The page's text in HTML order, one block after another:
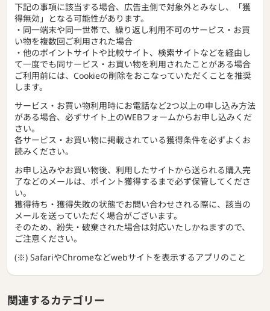
下記の事項に該当する場合、広告主側で対象外とみなし、「獲
得無効」となる可能性があります。
・同一端末や同一世帯で、繰り返し利用不可のサービス・お買
い物を複数回ご利用された場合
・他のポイントサイトや比較サイト、検索サイトなどを経由し
て一度でも同サービス・お買い物を利用されたことがある場合
ご利用前には、Cookieの削除をおこなっていただくことを推奨
します。
サービス・お買い物利用時にお電話など2つ以上の申し込み方法
がある場合、必ずサイト上のWEBフォームからお申し込みくだ
さい。
各サービス・お買い物に掲載されている獲得条件を必ずよくお
読みください。
お申し込みやお買い物後、利用したサイトから送られる購入完
了などのメールは、ポイント獲得するまで必ず保管してくださ
い。
獲得待ち・獲得失敗の状態でお問い合わせされる際に、該当の
メールを送っていただく場合がございます。
そのため、紛失・破棄された場合は対応いたしかねますので、
ご注意ください。
(※) SafariやChromeなどwebサイトを表示するアプリのこと
関連するカテゴリー